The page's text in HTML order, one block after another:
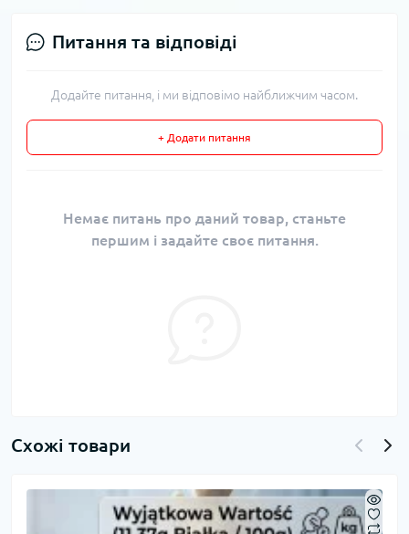
Питання та відповіді
Додайте питання, і ми відповімо найближчим часом.
+ Додати питання
Немає питань про даний товар, станьте
першим і задайте своє питання.
Схожі товари